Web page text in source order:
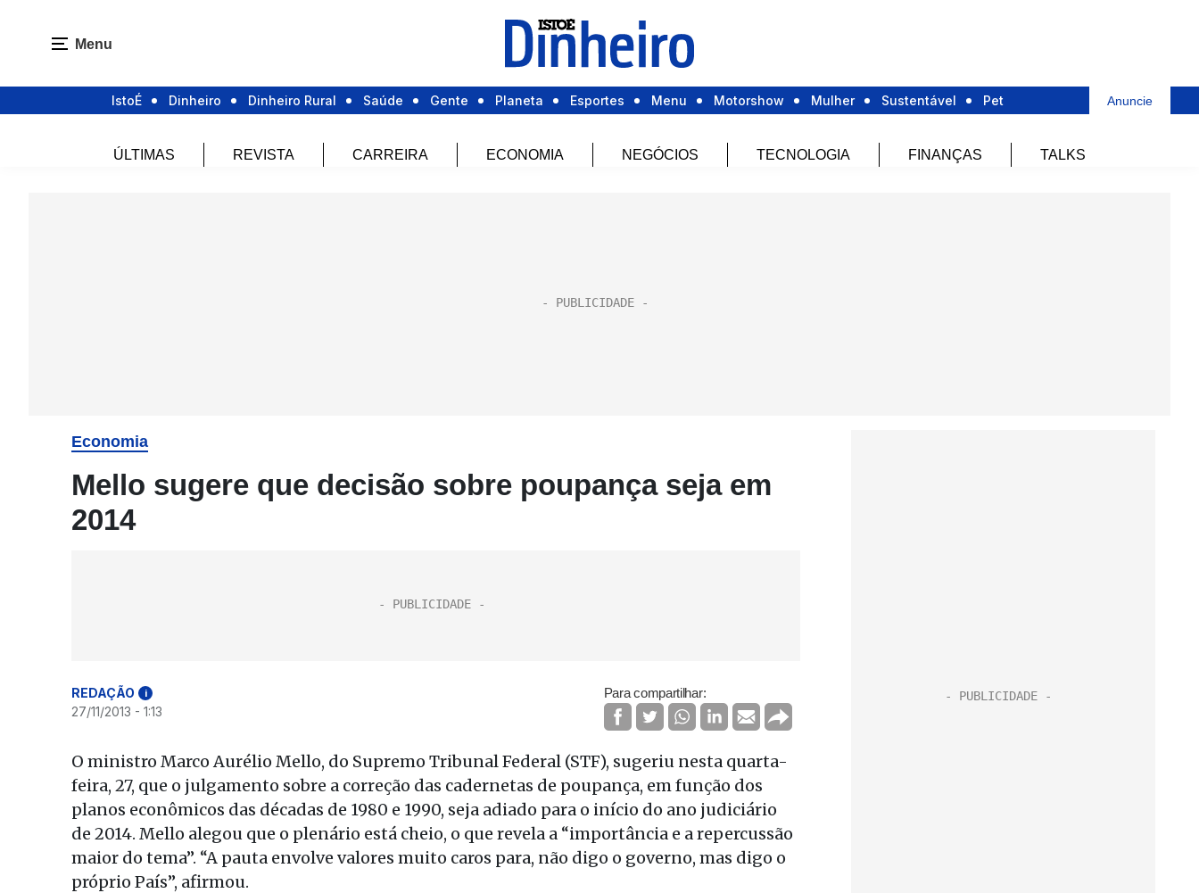
Menu
IstoÉ Dinheiro Dinheiro Rural Saúde Gente Planeta Esportes Menu Motorshow Mulher Sustentável Pet Anuncie
ÚLTIMAS REVISTA CARREIRA ECONOMIA NEGÓCIOS TECNOLOGIA FINANÇAS TALKS
Economia
Mello sugere que decisão sobre poupança seja em
2014
REDAÇÃO i
27/11/2013 - 1:13
Para compartilhar:
O ministro Marco Aurélio Mello, do Supremo Tribunal Federal (STF), sugeriu nesta quarta-
feira, 27, que o julgamento sobre a correção das cadernetas de poupança, em função dos
planos econômicos das décadas de 1980 e 1990, seja adiado para o início do ano judiciário
de 2014. Mello alegou que o plenário está cheio, o que revela a “importância e a repercussão
maior do tema”. “A pauta envolve valores muito caros para, não digo o governo, mas digo o
próprio País”, afirmou.